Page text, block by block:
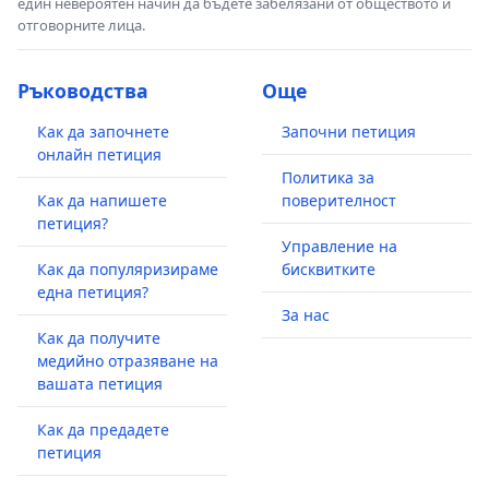
отговорните лица.
Ръководства
Как да започнете
онлайн петиция
Как да напишете
петиция?
Как да популяризираме
една петиция?
Как да получите
медийно отразяване на
вашата петиция
Как да предадете
петиция
Още
Започни петиция
Политика за
поверителност
Управление на
бисквитките
За нас